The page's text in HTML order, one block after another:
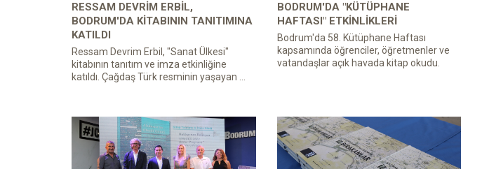
RESSAM DEVRIM ERBIL,
BODRUM'DA KITABININ TANITIMINA
KATILDI
Ressam Devrim Erbil, "Sanat Ülkesi"
kitabının tanıtım ve imza etkinliğine
katıldı. Çağdaş Türk resminin yaşayan ...
BODRUM'DA "KÜTÜPHANE
HAFTASI" ETKİNLİKLERİ
Bodrum'da 58. Kütüphane Haftası
kapsamında öğrenciler, öğretmenler ve
vatandaşlar açık havada kitap okudu.